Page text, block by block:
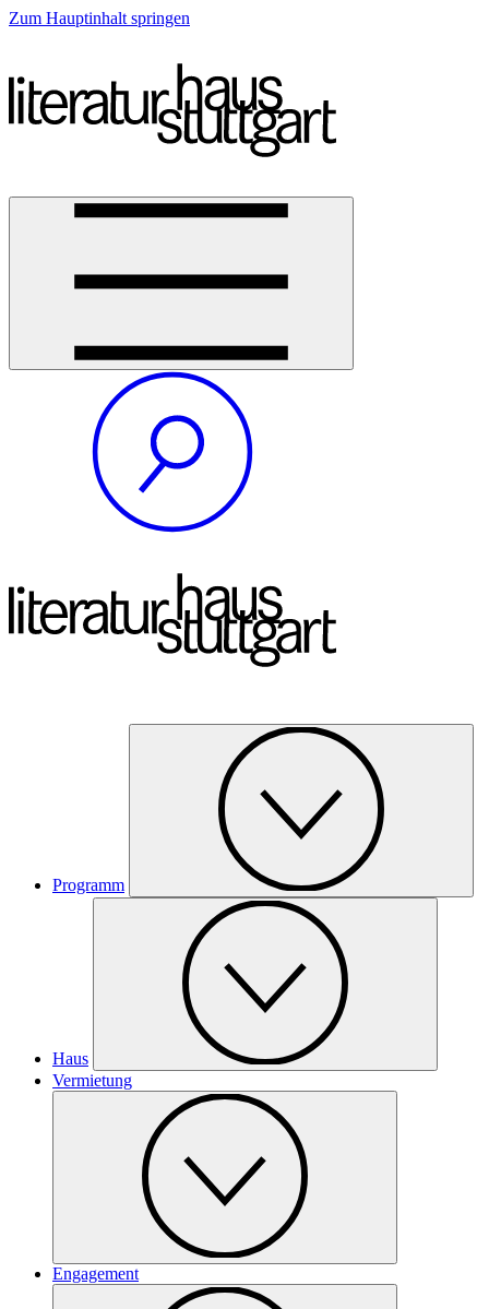
Zum Hauptinhalt springen
Programm
Haus
Vermietung
Engagement